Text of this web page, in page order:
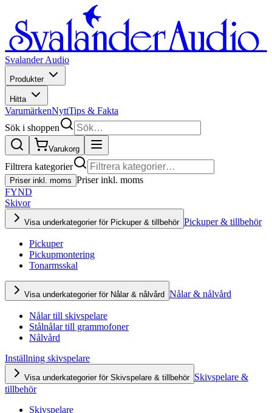
Svalander Audio
Produkter
Hitta
VarumärkenNyttTips & Fakta
Sök i shoppen
Varukorg
Filtrera kategorier
Priser inkl. moms Priser inkl. moms
FYND
Skivor
Visa underkategorier för Pickuper & tillbehör Pickuper & tillbehör
Pickuper
Pickupmontering
Tonarmsskal
Visa underkategorier för Nålar & nålvård Nålar & nålvård
Nålar till skivspelare
Stålnålar till grammofoner
Nålvård
Inställning skivspelare
Visa underkategorier för Skivspelare & tillbehör Skivspelare &
tillbehör
Skivspelare